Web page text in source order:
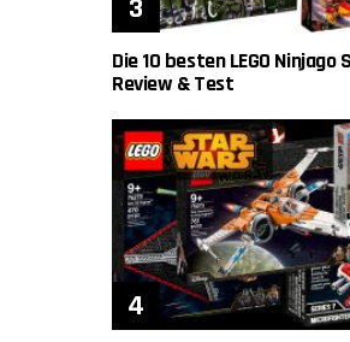
Die 10 besten LEGO
Review & Test